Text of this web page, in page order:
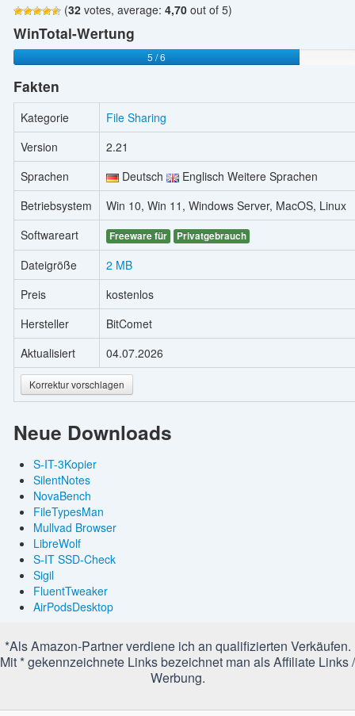
(32votes, average: 4,70out of 5)
WinTotal-Wertung
5 / 6
Fakten
Kategorie
File Sharing
Version
2.21
Sprachen
Deutsch
Englisch Weitere Sprachen
Betriebsystem
Win 10, Win 11, Windows Server, MacOS, Linux
Softwareart
Freeware für Privatgebrauch
Dateigröße
2 MB
Preis
kostenlos
Hersteller
BitComet
Aktualisiert
04.07.2026
Korrektur vorschlagen
Neue Downloads
S-IT-3Kopier
SilentNotes
NovaBench
FileTypesMan
Mullvad Browser
LibreWolf
S-IT SSD-Check
Sigil
FluentTweaker
AirPodsDesktop
*Als Amazon-Partner verdiene ich an qualifizierten Verkäufen.
Mit * gekennzeichnete Links bezeichnet man als Affiliate Links /
Werbung.